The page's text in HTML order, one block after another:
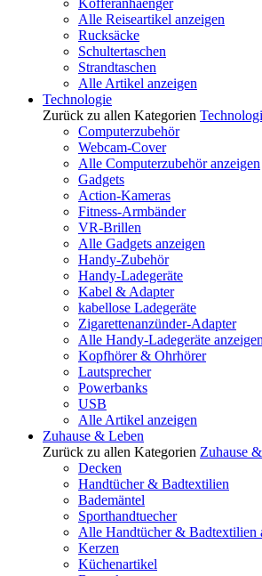
Kofferanhaenger
Alle Reiseartikel anzeigen
Rucksäcke
Schultertaschen
Strandtaschen
Alle Artikel anzeigen
Technologie
Zurück zu allen Kategorien
Computerzubehör
Webcam-Cover
Alle Computerzubehör anzeigen
Gadgets
Action-Kameras
Fitness-Armbänder
VR-Brillen
Alle Gadgets anzeigen
Handy-Zubehör
Handy-Ladegeräte
Kabel & Adapter
kabellose Ladegeräte
Zigarettenanzünder-Adapter
Alle Handy-Ladegeräte anzeigen
Kopfhörer & Ohrhörer
Lautsprecher
Powerbanks
USB
Alle Artikel anzeigen
Zuhause & Leben
Zurück zu allen Kategorien Zuhause
Decken
Handtücher & Badtextilien
Bademäntel
Sporthandtuecher
Alle Handtücher & Badtextilien
Kerzen
Küchenartikel